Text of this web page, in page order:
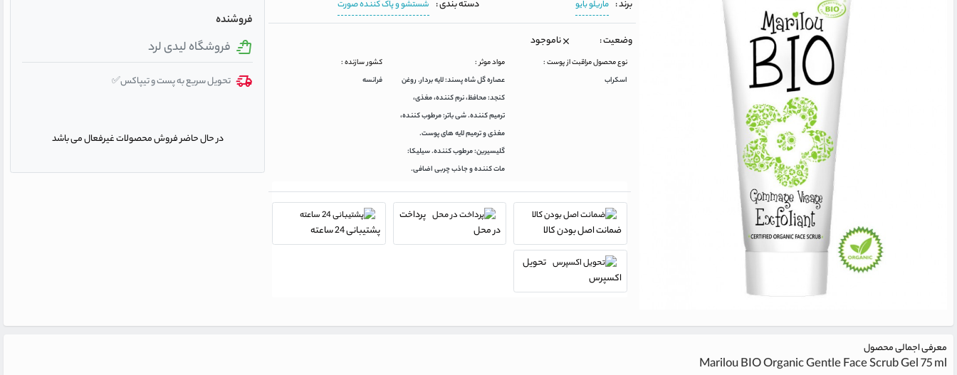
برند : ماریلو بایو دسته بندی : شستشو و پاک کننده صورت
وضعیت : ناموجود
نوع محصول مراقبت از پوست :
اسکراب
مواد موثر :
عصاره گل شاه پسند: لایه بردار. روغن
کنجد: محافظ، نرم کننده، مغذی،
ترمیم کننده. شی باتر: مرطوب کننده،
مغذی و ترمیم لایه های پوست.
گلیسیرین: مرطوب کننده. سیلیکا:
مات کننده و جاذب چربی اضافی.
کشور سازنده :
فرانسه
ضمانت اصل بودن کالا
پرداخت
در محل
پشتیبانی 24 ساعته
تحویل
اکسپرس
فروشنده
فروشگاه لیدی لرد
تحویل سریع به پست و تیپاکس✅
در حال حاضر فروش محصولات غیرفعال می باشد
معرفی اجمالی محصول
Marilou BIO Organic Gentle Face Scrub Gel 75 ml